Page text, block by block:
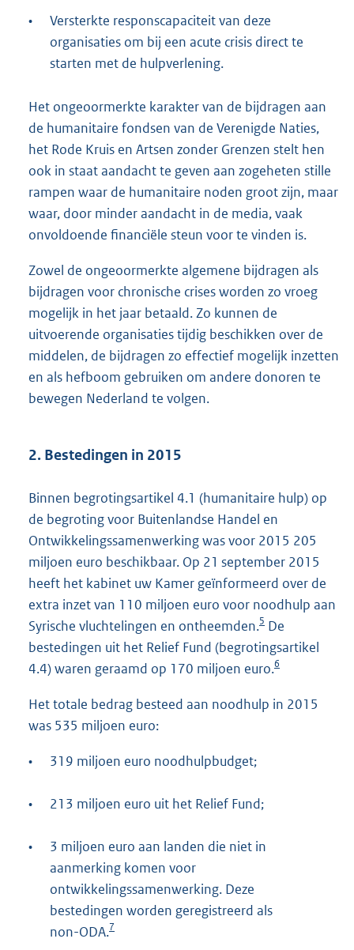
•
Versterkte responscapaciteit van deze
organisaties om bij een acute crisis direct te
starten met de hulpverlening.
Het ongeoormerkte karakter van de bijdragen aan
de humanitaire fondsen van de Verenigde Naties,
het Rode Kruis en Artsen zonder Grenzen stelt hen
ook in staat aandacht te geven aan zogeheten stille
rampen waar de humanitaire noden groot zijn, maar
waar, door minder aandacht in de media, vaak
onvoldoende financiële steun voor te vinden is.
Zowel de ongeoormerkte algemene bijdragen als
bijdragen voor chronische crises worden zo vroeg
mogelijk in het jaar betaald. Zo kunnen de
uitvoerende organisaties tijdig beschikken over de
middelen, de bijdragen zo effectief mogelijk inzetten
en als hefboom gebruiken om andere donoren te
bewegen Nederland te volgen.
2. Bestedingen in 2015
Binnen begrotingsartikel 4.1 (humanitaire hulp) op
de begroting voor Buitenlandse Handel en
Ontwikkelingssamenwerking was voor 2015 205
miljoen euro beschikbaar. Op 21 september 2015
heeft het kabinet uw Kamer geïnformeerd over de
extra inzet van 110 miljoen euro voor noodhulp aan
Syrische vluchtelingen en ontheemden.5 De
bestedingen uit het Relief Fund (begrotingsartikel
4.4) waren geraamd op 170 miljoen euro.6
Het totale bedrag besteed aan noodhulp in 2015
was 535 miljoen euro:
• 319 miljoen euro noodhulpbudget;
• 213 miljoen euro uit het Relief Fund;
•
3 miljoen euro aan landen die niet in
aanmerking komen voor
ontwikkelingssamenwerking. Deze
bestedingen worden geregistreerd als
non-ODA.7